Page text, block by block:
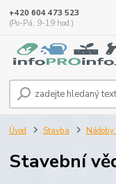
+420 604 473 523
(Po-Pá, 9-19 hod.)
Úvod Stavba
Stavební